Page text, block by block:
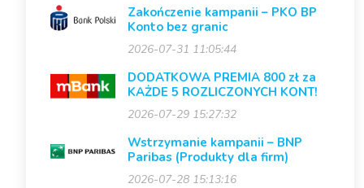
Zakończenie kampanii – PKO BP
Konto bez granic
2026-07-31 11:05:44
DODATKOWA PREMIA 800 zł za
KAŻDE 5 ROZLICZONYCH KONT!
2026-07-29 15:27:32
Wstrzymanie kampanii – BNP
Paribas (Produkty dla firm)
2026-07-28 15:13:16